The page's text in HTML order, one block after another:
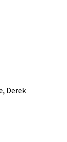
Derek